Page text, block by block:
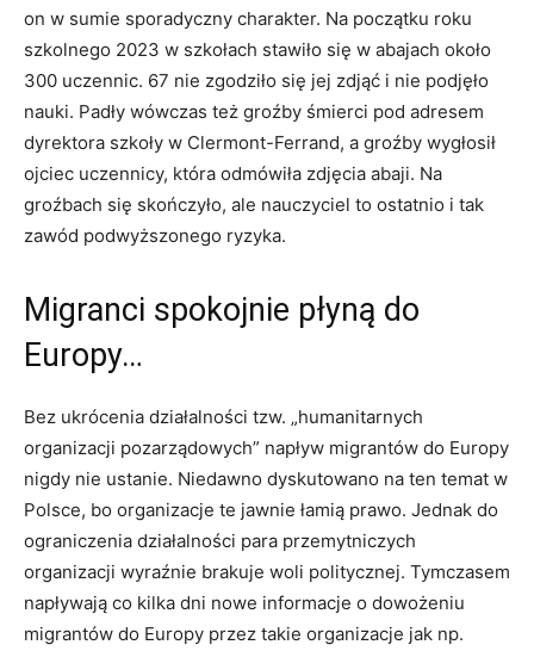
on w sumie sporadyczny charakter. Na początku roku
szkolnego 2023 w szkołach stawiło się w abajach około
300 uczennic. 67 nie zgodziło się jej zdjąć i nie podjęło
nauki. Padły wówczas też groźby śmierci pod adresem
dyrektora szkoły w Clermont-Ferrand, a groźby wygłosił
ojciec uczennicy, która odmówiła zdjęcia abaji. Na
groźbach się skończyło, ale nauczyciel to ostatnio i tak
zawód podwyższonego ryzyka.
Migranci spokojnie płyną do
Europy…
Bez ukrócenia działalności tzw. „humanitarnych
organizacji pozarządowych” napływ migrantów do Europy
nigdy nie ustanie. Niedawno dyskutowano na ten temat w
Polsce, bo organizacje te jawnie łamią prawo. Jednak do
ograniczenia działalności para przemytniczych
organizacji wyraźnie brakuje woli politycznej. Tymczasem
napływają co kilka dni nowe informacje o dowożeniu
migrantów do Europy przez takie organizacje jak np.